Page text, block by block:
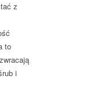
z
to
i